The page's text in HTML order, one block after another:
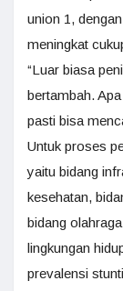
union 1,
meningkat
“Luar biasa
bertambah.
pasti bisa
Untuk proses
yaitu bidang
kesehatan,
bidang
lingkungan
prevalensi